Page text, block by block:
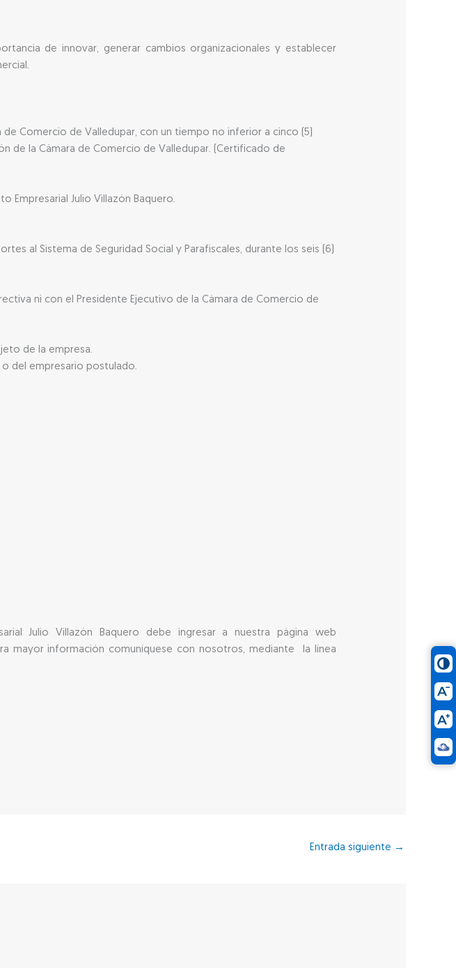
de innovar, generar cambios organizacionales y establecer
Comercio de Valledupar, con un tiempo no inferior a cinco (5)
de la Cámara de Comercio de Valledupar. (Certificado de
Empresarial Julio Villazón Baquero.
al Sistema de Seguridad Social y Parafiscales, durante los seis (6)
ni con el Presidente Ejecutivo de la Cámara de Comercio de
de la empresa.
o del empresario postulado.
Julio Villazón Baquero debe ingresar a nuestra página web
mayor información comuníquese con nosotros, mediante la línea
Entrada siguiente →